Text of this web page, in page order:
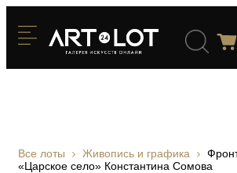
Все лоты Живопись и графика
«Царское село» Константина Сомова